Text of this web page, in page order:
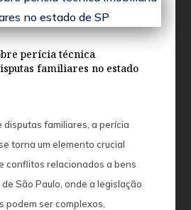
perícia técnica
familiares no estado
disputas familiares, a perícia
torna um elemento crucial
conflitos relacionados a bens
São Paulo, onde a legislação
podem ser complexos,